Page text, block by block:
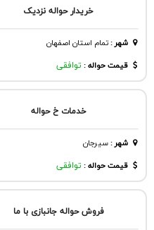
خریدار حواله نزدیک
شهر:تمام استان اصفهان
قیمت حواله : توافقی
خدمات خ حواله
شهر:سيرجان
قیمت حواله : توافقی
فروش حواله جانبازی با ما